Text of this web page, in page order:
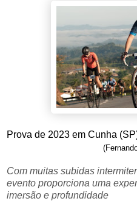
Prova de 2023 em Cunha
Com muitas subidas
evento proporciona uma
imersão e profundidade